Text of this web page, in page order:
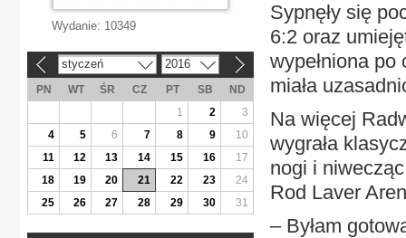
Sypnęły się
6:2 oraz
wypełniona po
miała
Na więcej
wygrała
nogi i
Rod Laver
– Byłam
Wydanie: 10349
styczeń 2016
PN WT ŚR CZ PT SB
ND
1
2
3
4
5 6 7 8 9
10
11
12 13 14 15 16
17
18
19 20 21 22 23
24
25
26 27 28 29 30 31